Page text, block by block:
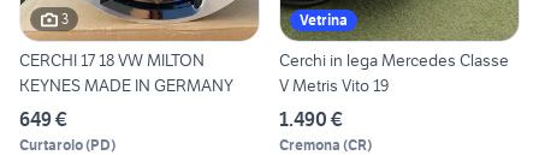
3
CERCHI 17 18 VW MILTON
KEYNES MADE IN GERMANY
649 €
Curtarolo(PD)
Vetrina
Cerchi in lega Mercedes Classe
V Metris Vito 19
1.490 €
Cremona (CR)